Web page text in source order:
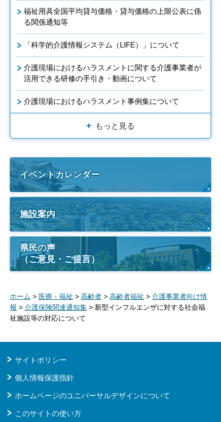
福祉用具全国平均貸与価格・貸与価格の上限公表に係
る関係通知等
「科学的介護情報システム（LIFE）」について
介護現場におけるハラスメントに関する介護事業者が
活用できる研修の手引き・動画について
介護現場におけるハラスメント事例集について
もっと見る
イベントカレンダー
施設案内
県民の声
（ご意見・ご提言）
ホーム > 医療・福祉 > 高齢者 > 高齢者福祉 > 介護事業者向け情
報 > 介護保険関連通知集 > 新型インフルエンザに対する社会福
祉施設等の対応について
サイトポリシー
個人情報保護指針
ホームページのユニバーサルデザインについて
このサイトの使い方